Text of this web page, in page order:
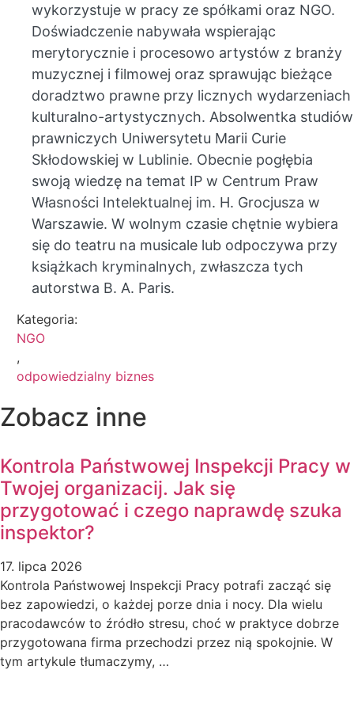
wykorzystuje w pracy ze spółkami oraz NGO.
Doświadczenie nabywała wspierając
merytorycznie i procesowo artystów z branży
muzycznej i filmowej oraz sprawując bieżące
doradztwo prawne przy licznych wydarzeniach
kulturalno-artystycznych. Absolwentka studiów
prawniczych Uniwersytetu Marii Curie
Skłodowskiej w Lublinie. Obecnie pogłębia
swoją wiedzę na temat IP w Centrum Praw
Własności Intelektualnej im. H. Grocjusza w
Warszawie. W wolnym czasie chętnie wybiera
się do teatru na musicale lub odpoczywa przy
książkach kryminalnych, zwłaszcza tych
autorstwa B. A. Paris.
Kategoria:
NGO
,
odpowiedzialny biznes
Zobacz inne
Kontrola Państwowej Inspekcji Pracy w
Twojej organizacij. Jak się
przygotować i czego naprawdę szuka
inspektor?
17. lipca 2026
Kontrola Państwowej Inspekcji Pracy potrafi zacząć się
bez zapowiedzi, o każdej porze dnia i nocy. Dla wielu
pracodawców to źródło stresu, choć w praktyce dobrze
przygotowana firma przechodzi przez nią spokojnie. W
tym artykule tłumaczymy, …